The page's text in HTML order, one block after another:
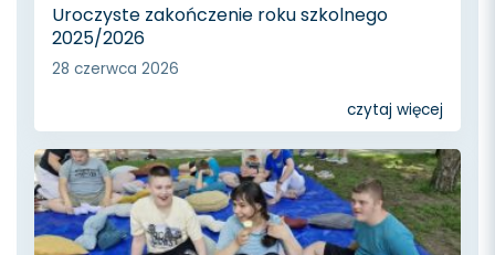
Uroczyste zakończenie roku szkolnego
2025/2026
28 czerwca 2026
czytaj więcej